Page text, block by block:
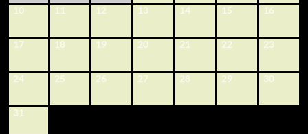
10 11 12 13 14 15 16
17 18 19 20 21 22 23
24 25 26 27 28 29 30
31